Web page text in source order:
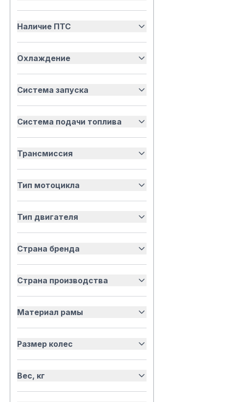
Наличие ПТС
Охлаждение
Система запуска
Система подачи топлива
Трансмиссия
Тип мотоцикла
Тип двигателя
Страна бренда
Страна производства
Материал рамы
Размер колес
Вес, кг